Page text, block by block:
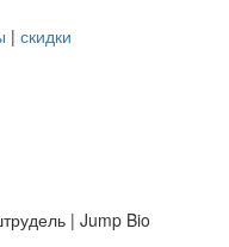
| скидки
| Jump Bio